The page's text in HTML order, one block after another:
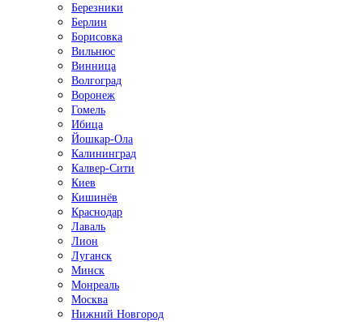
Березники
Берлин
Борисовка
Вильнюс
Винница
Волгоград
Воронеж
Гомель
Ибица
Йошкар-Ола
Калининград
Калвер-Сити
Киев
Кишинёв
Краснодар
Лаваль
Лион
Луганск
Минск
Монреаль
Москва
Нижний Новгород